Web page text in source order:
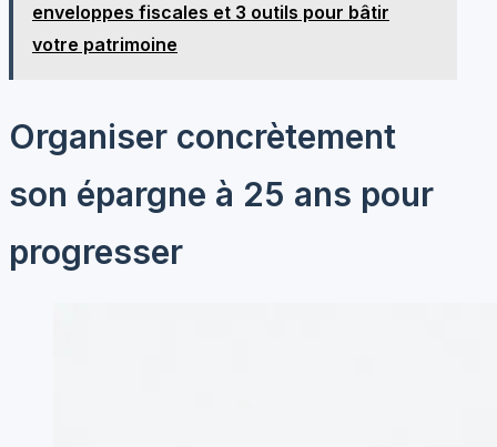
enveloppes fiscales et 3 outils pour bâtir
votre patrimoine
Organiser concrètement
son épargne à 25 ans pour
progresser